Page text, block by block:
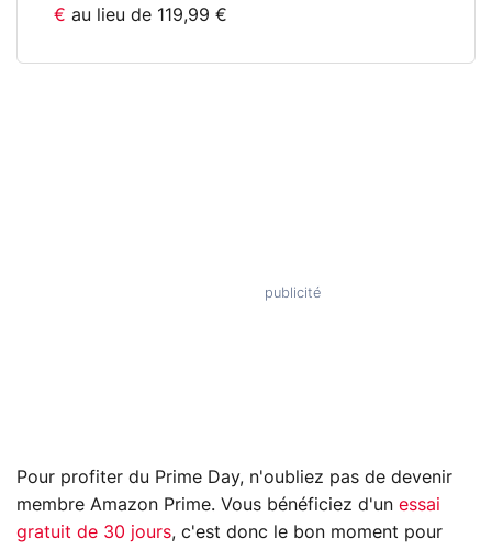
€ au lieu de 119,99 €
Pour profiter du Prime Day, n'oubliez pas de devenir
membre Amazon Prime. Vous bénéficiez d'un essai
gratuit de 30 jours, c'est donc le bon moment pour